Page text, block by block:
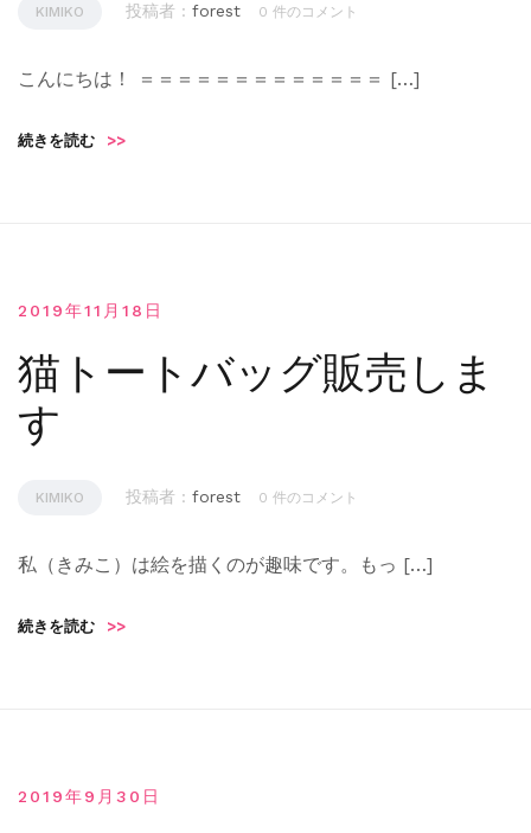
KIMIKO 投稿者 : forest 0 件のコメント
こんにちは！ ＝＝＝＝＝＝＝＝＝＝＝＝＝ […]
続きを読む >>
2019年11月18日
猫トートバッグ販売しま
す
KIMIKO 投稿者 : forest 0 件のコメント
私（きみこ）は絵を描くのが趣味です。もっ […]
続きを読む >>
2019年9月30日